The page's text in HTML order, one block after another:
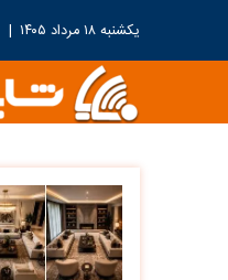
یکشنبه ۱۸ مرداد ۱۴۰۵ |